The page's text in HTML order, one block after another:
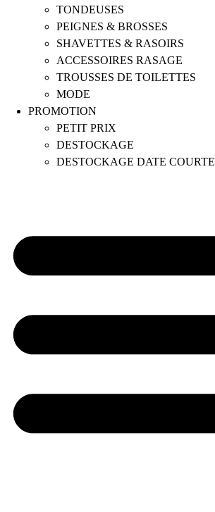
TONDEUSES
PEIGNES & BROSSES
SHAVETTES & RASOIRS
ACCESSOIRES RASAGE
TROUSSES DE TOILETTES
MODE
PROMOTION
PETIT PRIX
DESTOCKAGE
DESTOCKAGE DATE COURTE